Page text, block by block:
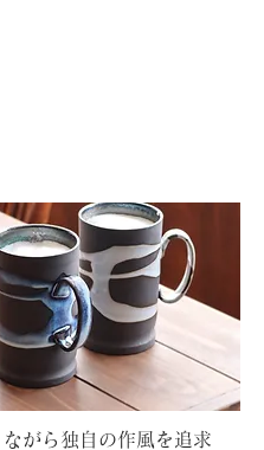
がら独自の作風を追求